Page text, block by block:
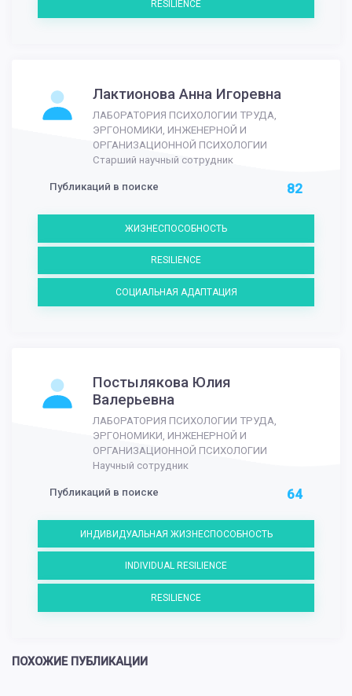
RESILIENCE
Лактионова Анна Игоревна
ЛАБОРАТОРИЯ ПСИХОЛОГИИ ТРУДА,
ЭРГОНОМИКИ, ИНЖЕНЕРНОЙ И
ОРГАНИЗАЦИОННОЙ ПСИХОЛОГИИ
Старший научный сотрудник
Публикаций в поиске 82
ЖИЗНЕСПОСОБНОСТЬ
RESILIENCE
СОЦИАЛЬНАЯ АДАПТАЦИЯ
Постылякова Юлия
Валерьевна
ЛАБОРАТОРИЯ ПСИХОЛОГИИ ТРУДА,
ЭРГОНОМИКИ, ИНЖЕНЕРНОЙ И
ОРГАНИЗАЦИОННОЙ ПСИХОЛОГИИ
Научный сотрудник
Публикаций в поиске 64
ИНДИВИДУАЛЬНАЯ ЖИЗНЕСПОСОБНОСТЬ
INDIVIDUAL RESILIENCE
RESILIENCE
ПОХОЖИЕ ПУБЛИКАЦИИ